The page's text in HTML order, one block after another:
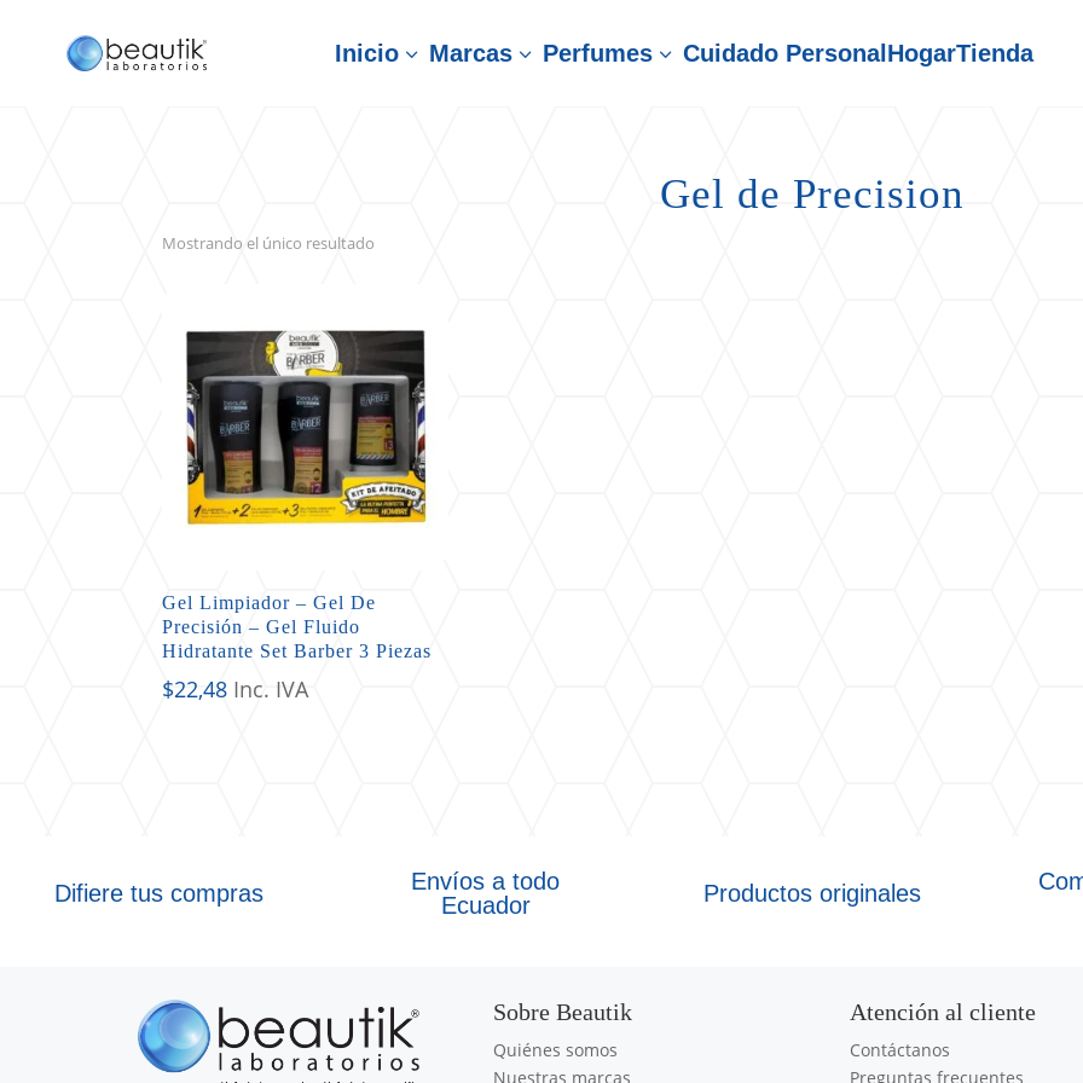
Inicio3 Marcas3 Perfumes3 Cuidado PersonalHogarTienda
Gel de Precision
Mostrando el único resultado
Gel Limpiador – Gel De
Precisión – Gel Fluido
Hidratante Set Barber 3 Piezas
$22,48 Inc. IVA
Difiere tus compras
Envíos a todo
Ecuador
Productos originales
Sobre Beautik
Quiénes somos
Nuestras marcas
Atención al cliente
Contáctanos
Preguntas frecuentes